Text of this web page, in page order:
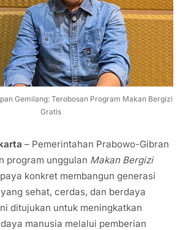
Gemilang: Terobosan Program Makan Bergizi
Gratis
– Pemerintahan Prabowo-Gibran
program unggulan Makan Bergizi
konkret membangun generasi
sehat, cerdas, dan berdaya
ditujukan untuk meningkatkan
manusia melalui pemberian